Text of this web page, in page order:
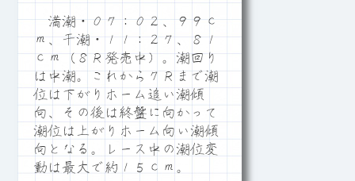
満潮・０７：０２、９９ｃ
ｍ、干潮・１１：２７、８１
ｃｍ（８Ｒ発売中）。潮回り
は中潮。これから７Ｒまで潮
位は下がりホーム追い潮傾
向、その後は終盤に向かって
潮位は上がりホーム向い潮傾
向となる。レース中の潮位変
動は最大で約１５ｃｍ。